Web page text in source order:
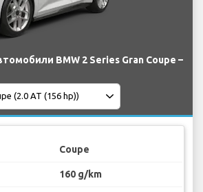
BMW 2 Series Gran Coupe –
Coupe
160 g/km